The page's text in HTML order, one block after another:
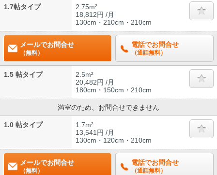
1.7帖タイプ
2.75m²
18,812円 /月
130cm・210cm・210cm
メールでお問合せ
（無料）
電話でお問合せ
（通話無料）
1.5 帖タイプ
2.5m²
20,482円 /月
180cm・150cm・210cm
満室のため、お問合せできません
1.0 帖タイプ
1.7m²
13,541円 /月
130cm・120cm・210cm
メールでお問合せ
（無料）
電話でお問合せ
（通話無料）